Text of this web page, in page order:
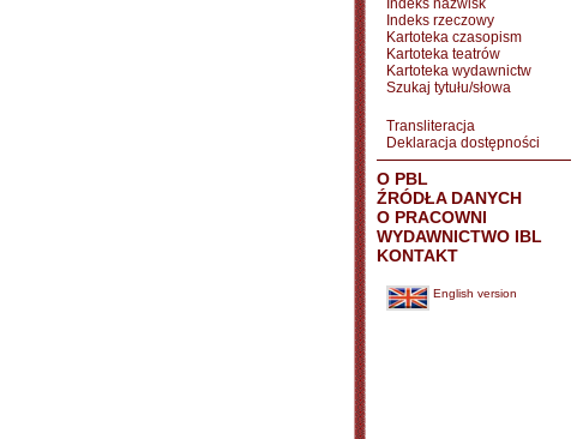
Indeks nazwisk
Indeks rzeczowy
Kartoteka czasopism
Kartoteka teatrów
Kartoteka wydawnictw
Szukaj tytułu/słowa
Transliteracja
Deklaracja dostępności
O PBL
ŹRÓDŁA DANYCH
O PRACOWNI
WYDAWNICTWO IBL
KONTAKT
English version